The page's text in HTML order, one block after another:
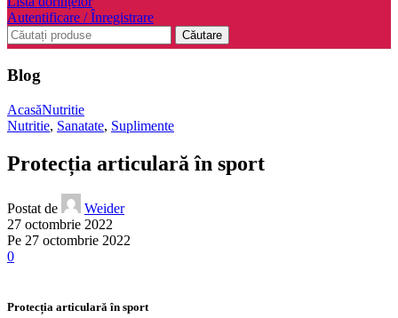
Autentificare / Înregistrare
Căutare
Blog
AcasăNutritie
Nutritie, Sanatate, Suplimente
Protecția articulară în sport
Postat de
Weider
27 octombrie 2022
Pe 27 octombrie 2022
0
Protecția articulară în sport